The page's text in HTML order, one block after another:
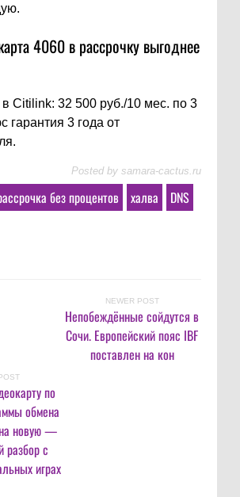
4060 в рассрочку выгоднее
Citilink: 32 500 руб./10 мес. по 3
гарантия 3 года от
Posted by samara-cactus.ru
без процентов халва
DNS
NEWER POST
Непобеждённые сойдутся в
Сочи. Европейский пояс IBF
поставлен на кон
по
обмена
новую —
разбор с
играх